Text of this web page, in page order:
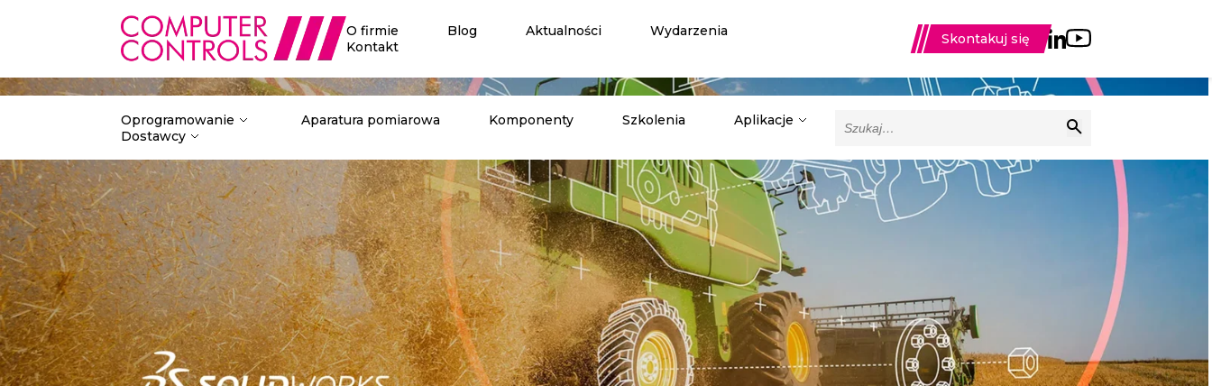
O firmie Blog Aktualności
Wydarzenia
Kontakt
Skontakuj się
Oprogramowanie Aparatura pomiarowa Komponenty Szkolenia
Aplikacje
Dostawcy